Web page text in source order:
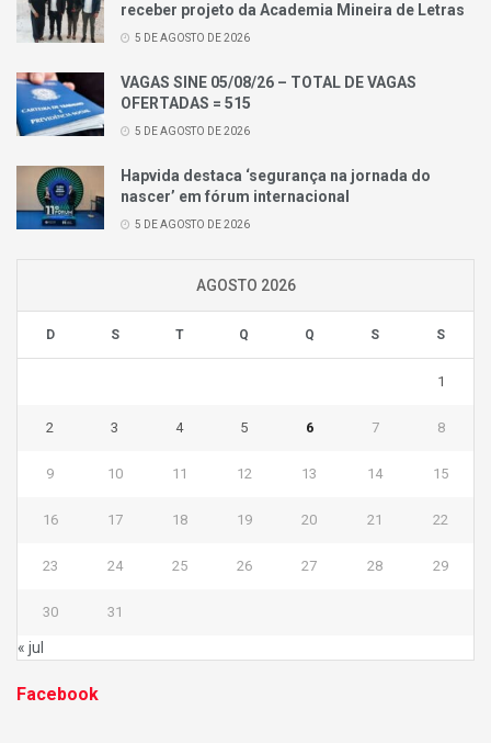
receber projeto da Academia Mineira de Letras
5 DE AGOSTO DE 2026
VAGAS SINE 05/08/26 – TOTAL DE VAGAS
OFERTADAS = 515
5 DE AGOSTO DE 2026
Hapvida destaca ‘segurança na jornada do
nascer’ em fórum internacional
5 DE AGOSTO DE 2026
AGOSTO 2026
D S T Q Q S S
1
2 3 4 5 6 7 8
9 10 11 12 13 14 15
16 17 18 19 20 21 22
23 24 25 26 27 28 29
30 31
« jul
Facebook